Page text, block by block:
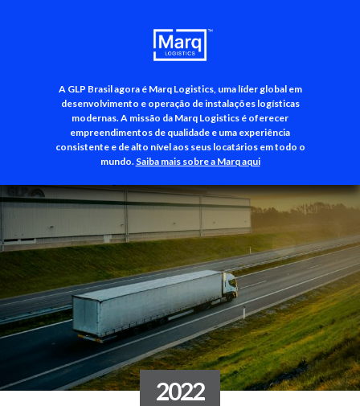
A GLP Brasil agora é Marq Logistics, uma líder global em
desenvolvimento e operação de instalações logísticas
modernas. A missão da Marq Logistics é oferecer
empreendimentos de qualidade e uma experiência
consistente e de alto nível aos seus locatários em todo o
mundo. Saiba mais sobre a Marq aqui
+55 (11) 3500-3700
2022